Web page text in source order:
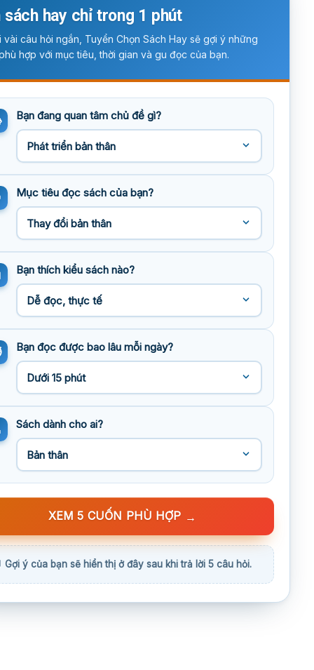
sách hay chỉ trong 1 phút
vài câu hỏi ngắn, Tuyển Chọn Sách Hay sẽ gợi ý những
hợp với mục tiêu, thời gian và gu đọc của bạn.
Bạn đang quan tâm chủ đề gì?
Mục tiêu đọc sách của bạn?
Bạn thích kiểu sách nào?
Bạn đọc được bao lâu mỗi ngày?
Sách dành cho ai?
XEM 5 CUỐN PHÙ HỢP →